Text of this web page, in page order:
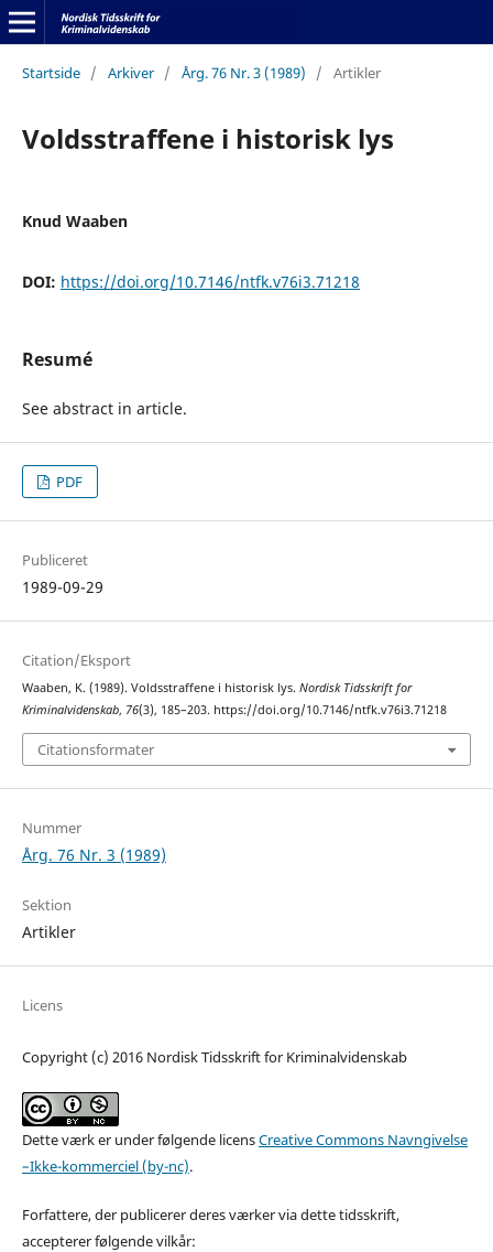
Startside / Arkiver / Årg. 76 Nr. 3 (1989) / Artikler
Voldsstraffene i historisk lys
Knud Waaben
DOI: https://doi.org/10.7146/ntfk.v76i3.71218
Resumé
See abstract in article.
PDF
Publiceret
1989-09-29
Citation/Eksport
Waaben, K. (1989). Voldsstraffene i historisk lys. Nordisk Tidsskrift for
Kriminalvidenskab, 76(3), 185–203. https://doi.org/10.7146/ntfk.v76i3.71218
Citationsformater
Nummer
Årg. 76 Nr. 3 (1989)
Sektion
Artikler
Licens
Copyright (c) 2016 Nordisk Tidsskrift for Kriminalvidenskab
Dette værk er under følgende licensCreative Commons Navngivelse
–Ikke-kommerciel (by-nc).
Forfattere, der publicerer deres værker via dette tidsskrift,
accepterer følgende vilkår: